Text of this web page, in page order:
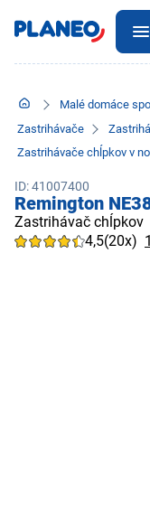
Malé domáce
Zastrihávače
Zastrihávače chĺpkov v
ID: 41007400
Remington
Zastrihávač chĺpkov
4,5(20x)